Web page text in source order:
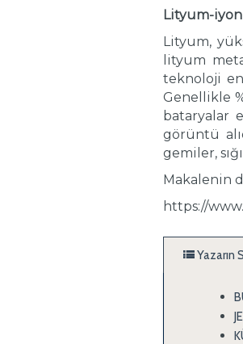
Lityum-
Lityum,
lityum
teknoloji
Genellikle
bataryalar
görüntü
gemiler,
Makalenin
https://
Yazarın